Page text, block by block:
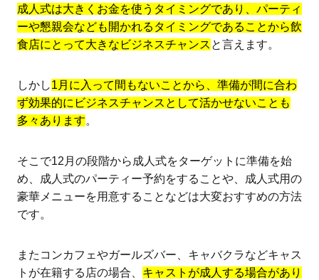
成人式は大きくお金を使うタイミングであり、パーティ
ーや懇親会なども開かれるタイミングであることから飲
食店にとって大きなビジネスチャンス と言えます。
しかし1月に入って間もないことから、準備が間に合わ
ず効果的にビジネスチャンスとして活かせないことも
多々あります。
そこで12月の段階から成人式をターゲットに準備を始
め、成人式のパーティー予約をすることや、成人式用の
豪華メニューを用意することなどは大変おすすめの方法
です。
またコンカフェやガールズバー、キャバクラなどキャス
トが在籍する店の場合、 キャストが成人する場合があり